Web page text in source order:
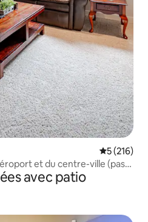
Note
5 (216)
et du centre-ville (pas
avec patio